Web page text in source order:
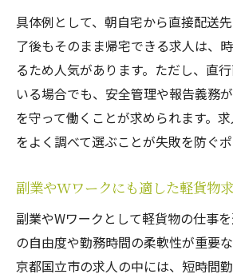
具体例として、朝自宅から直接配送
了後もそのまま帰宅できる求人は、
るため人気があります。ただし、直
いる場合でも、安全管理や報告義務
を守って働くことが求められます。
をよく調べて選ぶことが失敗を防ぐポ
副業やWワークにも適した軽貨物
副業やWワークとして軽貨物の仕事
の自由度や勤務時間の柔軟性が重要
京都国立市の求人の中には、短時間